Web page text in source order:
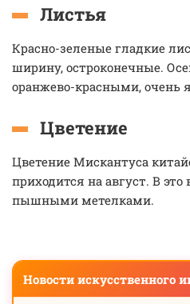
Листья
Красно-зеленые гладкие
ширину, остроконечные.
оранжево-красными, очень
Цветение
Цветение Мискантуса
приходится на август. В
пышными метелками.
Новости искусственного